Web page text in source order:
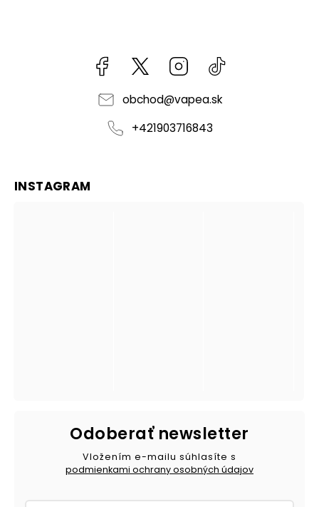
Facebook kzifcak85131Instagram
obchod@vapea.sk
+421903716843
INSTAGRAM
Odoberať newsletter
Vložením e-mailu súhlasíte s
podmienkami ochrany osobných údajov